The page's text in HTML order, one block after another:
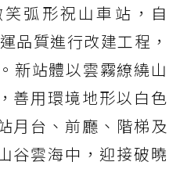
弧形祝山車站，自
品質進行改建工程，
新站體以雲霧繚繞山
善用環境地形以白色
月台、前廳、階梯及
谷雲海中，迎接破曉